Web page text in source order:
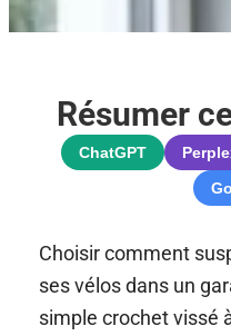
Résumer
ChatGPT
Choisir comment
ses vélos dans un
simple crochet vissé